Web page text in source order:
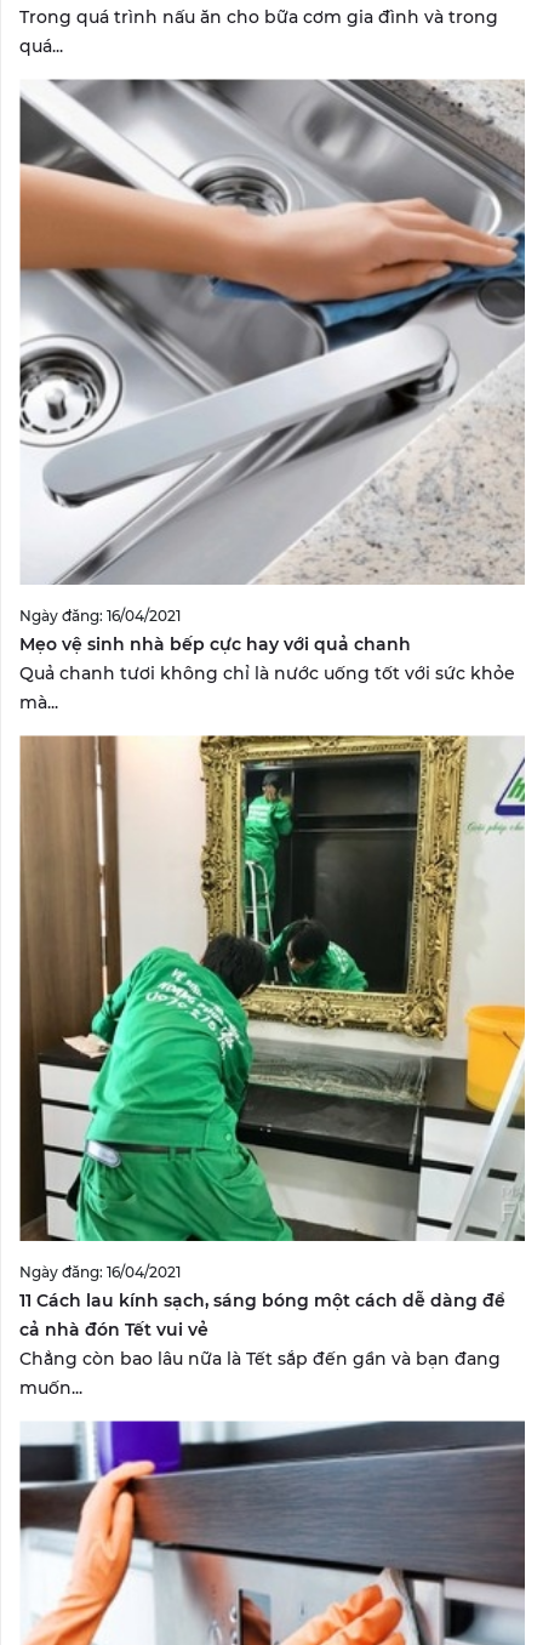
Trong quá trình nấu ăn cho bữa cơm gia đình và trong
quá...
Ngày đăng: 16/04/2021
Mẹo vệ sinh nhà bếp cực hay với quả chanh
Quả chanh tươi không chỉ là nước uống tốt với sức khỏe
mà...
Ngày đăng: 16/04/2021
11 Cách lau kính sạch, sáng bóng một cách dễ dàng để
cả nhà đón Tết vui vẻ
Chẳng còn bao lâu nữa là Tết sắp đến gần và bạn đang
muốn...